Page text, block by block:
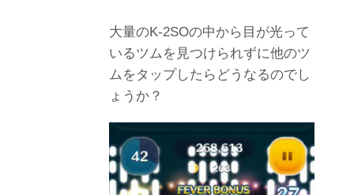
大量のK-2SOの中から目が光って
いるツムを見つけられずに他のツ
ムをタップしたらどうなるのでし
ょうか？